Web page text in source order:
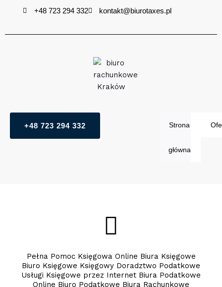
+48 723 294 332 kontakt@biurotaxes.pl
Strona
główna
+48 723 294 332
Pełna Pomoc Księgowa Online Biura Księgowe
Biuro Księgowe Księgowy Doradztwo Podatkowe
Usługi Księgowe przez Internet Biura Podatkowe
Online Biuro Podatkowe Biura Rachunkowe